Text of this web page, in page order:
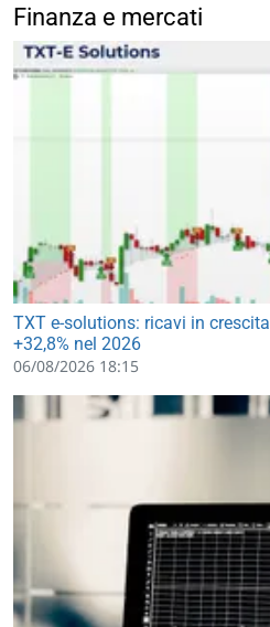
Finanza e mercati
TXT e-solutions: ricavi in
+32,8% nel 2026
06/08/2026 18:15